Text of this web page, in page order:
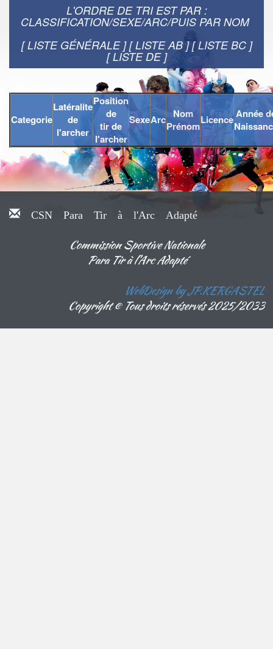
L'ORDRE DE TRI EST PAR :
CLASSIFICATION/SEXE/ARC/PUIS PAR NOM
[ LISTE GÉNÉRALE ][ LISTE AB ][ LISTE BC ]
[ LISTE DE ]
Categorie
Latéralite
de
l'archer
Position
de
tir de
l'archer
SexeArc Nom
PrénomLicenceAnnée
CSN Para Tir à l'Arc Adapté
Commission Sportive Nationale
Para Tir à l'Arc Adapté
WebDesign by JP.KERGASTEL
Copyright © Tous droits réservés 2025/2033